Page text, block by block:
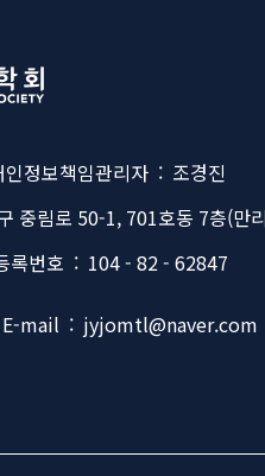
인정보책임관리자 : 조경진
중림로 50-1, 701호동 7층(만
록번호 : 104 - 82 - 62847
E-mail : jyjomtl@naver.com